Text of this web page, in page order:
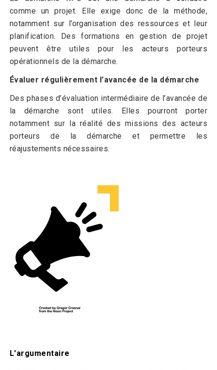
comme un projet. Elle exige donc de la méthode,
notamment sur l’organisation des ressources et leur
planification. Des formations en gestion de projet
peuvent être utiles pour les acteurs porteurs
opérationnels de la démarche.
Évaluer régulièrement l’avancée de la démarche
Des phases d’évaluation intermédiaire de l’avancée de
la démarche sont utiles. Elles pourront porter
notamment sur la réalité des missions des acteurs
porteurs de la démarche et permettre les
réajustements nécessaires.
L'argumentaire